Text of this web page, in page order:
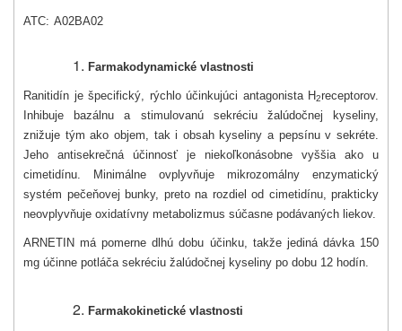
ATC: A02BA02
Farmakodynamické vlastnosti
Ranitidín je špecifický, rýchlo účinkujúci antagonista H2receptorov.
Inhibuje bazálnu a stimulovanú sekréciu žalúdočnej kyseliny,
znižuje tým ako objem, tak i obsah kyseliny a pepsínu v sekréte.
Jeho antisekrečná účinnosť je niekoľkonásobne vyššia ako u
cimetidínu. Minimálne ovplyvňuje mikrozomálny enzymatický
systém pečeňovej bunky, preto na rozdiel od cimetidínu, prakticky
neovplyvňuje oxidatívny metabolizmus súčasne podávaných liekov.
ARNETIN má pomerne dlhú dobu účinku, takže jediná dávka 150
mg účinne potláča sekréciu žalúdočnej kyseliny po dobu 12 hodín.
Farmakokinetické vlastnosti